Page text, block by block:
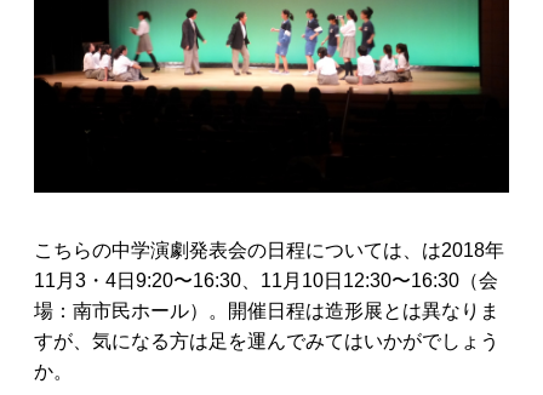
こちらの中学演劇発表会の日程については、は2018年
11月3・4日9:20〜16:30、11月10日12:30〜16:30（会
場：南市民ホール）。開催日程は造形展とは異なりま
すが、気になる方は足を運んでみてはいかがでしょう
か。